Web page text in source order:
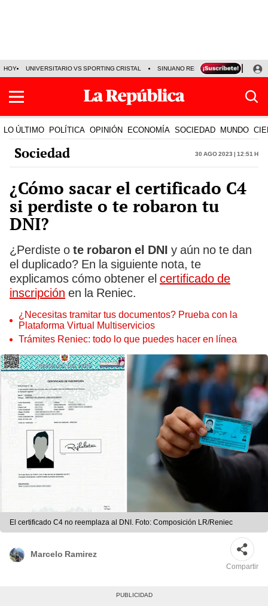
HOY UNIVERSITARIO VS SPORTING CRISTAL SINUANO RESULTADOS HOY
LO ÚLTIMO POLÍTICA OPINIÓN ECONOMÍA SOCIEDAD MUNDO
Sociedad 30 Ago 2023 | 12:51 h
¿Cómo sacar el certificado C4
si perdiste o te robaron tu
DNI?
¿Perdiste o te robaron el DNI y aún no te dan
el duplicado? En la siguiente nota, te
explicamos cómo obtener el certificado de
inscripción en la Reniec.
¿Necesitas tramitar tus documentos? Prueba con la
Plataforma Virtual Multiservicios
Trámites Reniec: todo lo que puedes hacer en línea
El certificado C4 no reemplaza al DNI. Foto: Composición LR/Reniec
Marcelo Ramirez
Compartir